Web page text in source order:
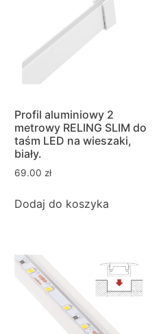
Profil aluminiowy 2
metrowy RELING SLIM do
taśm LED na wieszaki,
biały.
69.00 zł
Dodaj do koszyka